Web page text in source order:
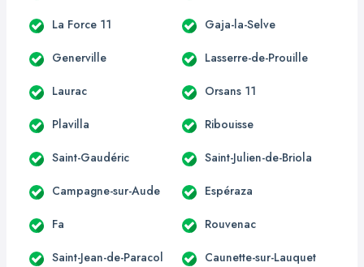
La Force 11 Gaja-la-Selve
Generville Lasserre-de-Prouille
Laurac Orsans 11
Plavilla Ribouisse
Saint-Gaudéric Saint-Julien-de-Briola
Campagne-sur-Aude Espéraza
Fa Rouvenac
Saint-Jean-de-Paracol Caunette-sur-Lauquet